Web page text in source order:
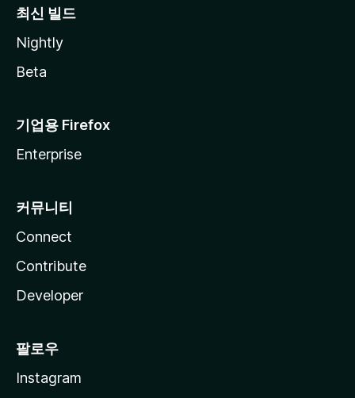
최신 빌드
Nightly
Beta
기업용 Firefox
Enterprise
커뮤니티
Connect
Contribute
Developer
팔로우
Instagram